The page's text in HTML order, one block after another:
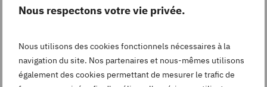
Nous respectons votre vie privée.
Nous utilisons des cookies fonctionnels nécessaires à la
navigation du site. Nos partenaires et nous-mêmes utilisons
également des cookies permettant de mesurer le trafic de
réinventés, pour le bonheur des petits et des
La salade râpée glacée :
tomates, concombre,